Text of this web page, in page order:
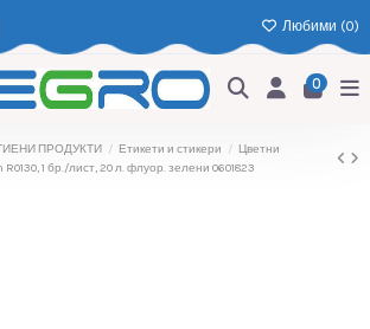
Любими (0)
0
ПРОДУКТИ Етикети и стикери
Цветни
1 бр./лист, 20 л. флуор. зелени 0601823